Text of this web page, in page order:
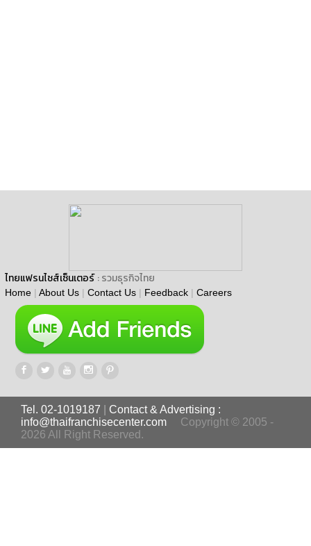
ไทยแฟรนไชส์เซ็นเตอร์ : รวมธุรกิจไทย
Home | About Us | Contact Us | Feedback | Careers
Tel. 02-1019187
Contact & Advertising :
info@thaifranchisecenter.com
Copyright © 2005 -
2026 All Right Reserved.